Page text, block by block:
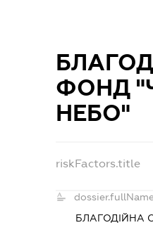
ФОНД
НЕБО"
riskFactors.title
БЛАГОДІЙНА